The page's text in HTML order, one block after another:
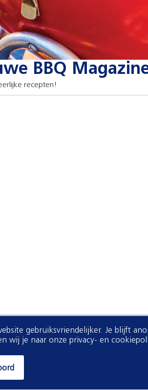
BBQ
recepten!
gebruiksvriendelijker. Je blijft
wij je naar onze privacy- en